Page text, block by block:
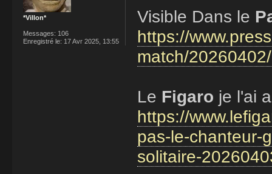
Visible Dans le
https://
match/
Le Figaro je l'ai
https://
pas-le-chanteur-
solitaire-
*Villon*
Messages: 106
Enregistré le: 17 Avr 2025, 13:55